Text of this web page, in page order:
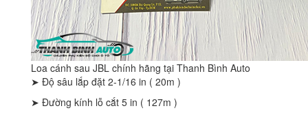
Loa cánh sau JBL chính hãng tại Thanh Bình Auto
➤ Độ sâu lắp đặt 2-1/16 in ( 20m )
➤ Đường kính lỗ cắt 5 in ( 127m )